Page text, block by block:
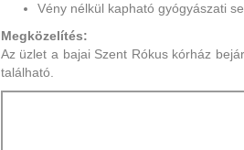
Vény nélkül kapható gyógyászati
Megközelítés:
Az üzlet a bajai Szent Rókus kórház
található.